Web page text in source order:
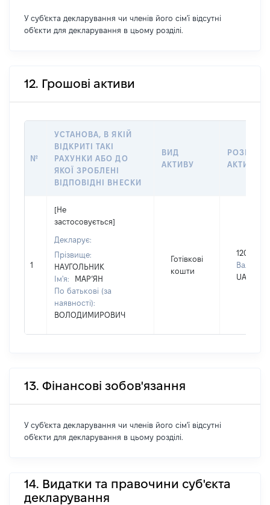
У суб'єкта декларування чи членів його сім'ї відсутні
об'єкти для декларування в цьому розділі.
12. Грошові активи
№
УСТАНОВА, В ЯКІЙ
ВІДКРИТІ ТАКІ
РАХУНКИ АБО ДО
ЯКОЇ ЗРОБЛЕНІ
ВІДПОВІДНІ ВНЕСКИ
ВИД
АКТИВУ
РОЗМІР
АКТИВУ
1
[Не
застосовується]
Декларує:
Прізвище:
НАУГОЛЬНИК
Ім'я:
МАР’ЯН
По батькові (за
наявності):
ВОЛОДИМИРОВИЧ
Готівкові
кошти
120000
Валюта:
UAH
13. Фінансові зобов'язання
У суб'єкта декларування чи членів його сім'ї відсутні
об'єкти для декларування в цьому розділі.
14. Видатки та правочини суб'єкта
декларування